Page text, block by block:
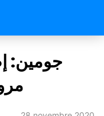
جومين: